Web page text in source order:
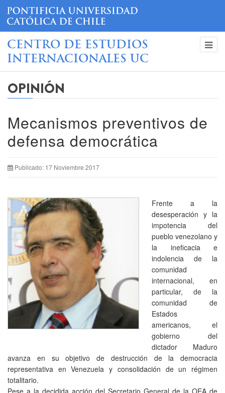
CENTRO DE ESTUDIOS
INTERNACIONALES UC
OPINIÓN
Mecanismos preventivos de
defensa democrática
Publicado: 17 Noviembre 2017
Frente a la
desesperación y la
impotencia del
pueblo venezolano y
la ineficacia e
indolencia de la
comunidad
internacional, en
particular, de la
comunidad de
Estados
americanos, el
gobierno del
dictador Maduro
avanza en su objetivo de destrucción de la democracia
representativa en Venezuela y consolidación de un régimen
totalitario.
Pese a la decidida acción del Secretario General de la OEA de